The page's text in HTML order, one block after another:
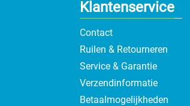
Klantenservice
Contact
Ruilen & Retourneren
Service & Garantie
Verzendinformatie
Betaalmogelijkheden